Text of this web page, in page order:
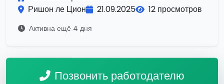
Ришон ле Цион
21.09.2025 12 просмотров
Активна ещё 4 дня
Позвонить работодателю